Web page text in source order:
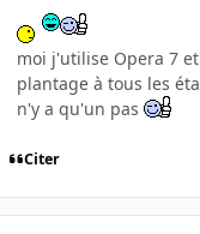
moi j'utilise Opera 7
plantage à tous les
n'y a qu'un pas
Citer